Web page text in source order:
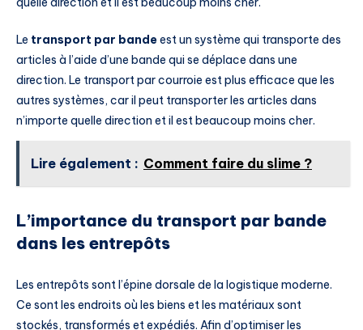
Le transport par bandeest un système qui transporte des
articles à l’aide d’une bande qui se déplace dans une
direction. Le transport par courroie est plus efficace que les
autres systèmes, car il peut transporter les articles dans
n’importe quelle direction et il est beaucoup moins cher.
Lire également : Comment faire du slime ?
L’importance du transport par bande
dans les entrepôts
Les entrepôts sont l’épine dorsale de la logistique moderne.
Ce sont les endroits où les biens et les matériaux sont
stockés, transformés et expédiés. Afin d’optimiser les